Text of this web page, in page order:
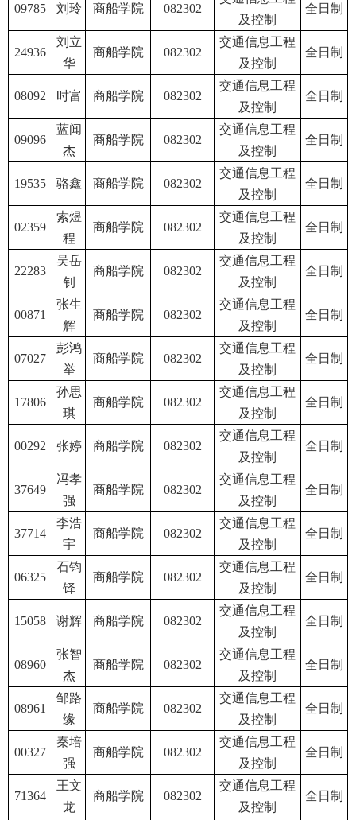
09785 刘玲 商船学院 082302
及控制
全日制
24936
刘立
华
商船学院 082302
交通信息工程
及控制
全日制
08092 时富 商船学院 082302
交通信息工程
及控制
全日制
09096
蓝闻
杰
商船学院 082302
交通信息工程
及控制
全日制
19535 骆鑫 商船学院 082302
交通信息工程
及控制
全日制
02359
索煜
程
商船学院 082302
交通信息工程
及控制
全日制
22283
吴岳
钊
商船学院 082302
交通信息工程
及控制
全日制
00871
张生
辉
商船学院 082302
交通信息工程
及控制
全日制
07027
彭鸿
举
商船学院 082302
交通信息工程
及控制
全日制
17806
孙思
琪
商船学院 082302
交通信息工程
及控制
全日制
00292 张婷 商船学院 082302
交通信息工程
及控制
全日制
37649
冯孝
强
商船学院 082302
交通信息工程
及控制
全日制
37714
李浩
宇
商船学院 082302
交通信息工程
及控制
全日制
06325
石钧
铎
商船学院 082302
交通信息工程
及控制
全日制
15058 谢辉 商船学院 082302
交通信息工程
及控制
全日制
08960
张智
杰
商船学院 082302
交通信息工程
及控制
全日制
08961
邹路
缘
商船学院 082302
交通信息工程
及控制
全日制
00327
秦培
强
商船学院 082302
交通信息工程
及控制
全日制
71364
王文
龙
商船学院 082302
交通信息工程
及控制
全日制